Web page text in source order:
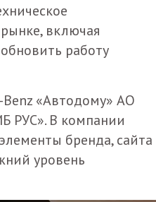
включая
работу
Benz «Автодому» АО
РУС». В компании
бренда, сайта
уровень